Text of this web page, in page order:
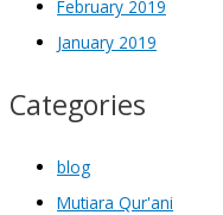
February 2019
January 2019
Categories
blog
Mutiara Qur'ani